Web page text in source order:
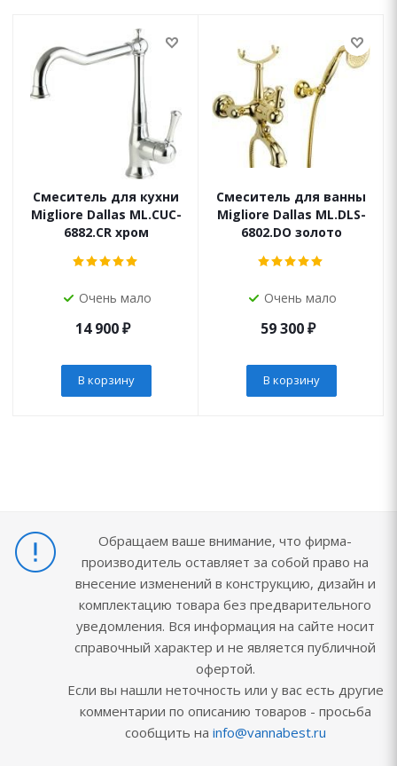
Смеситель для кухни
Migliore Dallas ML.CUC-
6882.CR хром
Очень мало
14 900₽
В корзину
Смеситель для ванны
Migliore Dallas ML.DLS-
6802.DO золото
Очень мало
59 300₽
В корзину
Обращаем ваше внимание, что фирма-
производитель оставляет за собой право на
внесение изменений в конструкцию, дизайн и
комплектацию товара без предварительного
уведомления. Вся информация на сайте носит
справочный характер и не является публичной
офертой.
Если вы нашли неточность или у вас есть другие
комментарии по описанию товаров - просьба
сообщить на info@vannabest.ru